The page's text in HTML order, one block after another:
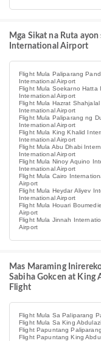
Mga Sikat na Ruta
International Airport
Flight Mula Paliparang
International Airport
Flight Mula Soekarno Hatta
International Airport
Flight Mula Hazrat
International Airport
Flight Mula Paliparang ng
International Airport
Flight Mula King Khalid
International Airport
Flight Mula Abu Dhabi
International Airport
Flight Mula Ninoy Aquino
International Airport
Flight Mula Cairo
Airport
Flight Mula Heydar Aliyev
International Airport
Flight Mula Houari
Airport
Flight Mula Jinnah
Airport
Mas Maraming
Sabiha Gokcen at King
Flight
Flight Mula Sa Paliparang
Flight Mula Sa King
Flight Papuntang
Flight Papuntang King